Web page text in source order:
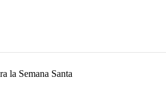
la Semana Santa